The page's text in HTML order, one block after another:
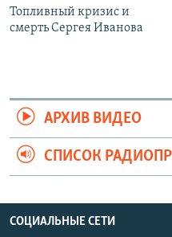
Топливный кризис и
смерть Сергея Иванова
АРХИВ ВИДЕО
СПИСОК
СОЦИАЛЬНЫЕ СЕТИ